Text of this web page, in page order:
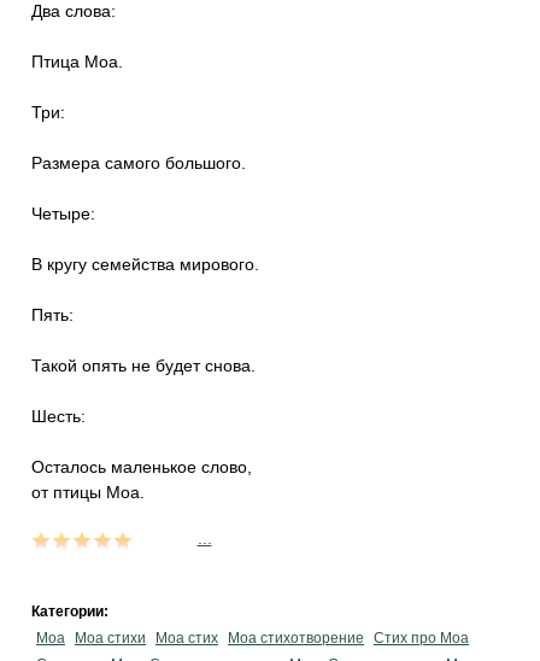
Два слова:
Птица Моа.
Три:
Размера самого большого.
Четыре:
В кругу семейства мирового.
Пять:
Такой опять не будет снова.
Шесть:
Осталось маленькое слово,
от птицы Моа.
Категории:
Моа
Моа стихи Моа стих Моа стихотворение
Стих про Моа